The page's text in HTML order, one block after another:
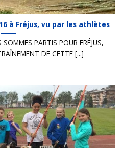
à Fréjus, vu par les athlètes
PARTIS POUR FRÉJUS,
DE CETTE [...]